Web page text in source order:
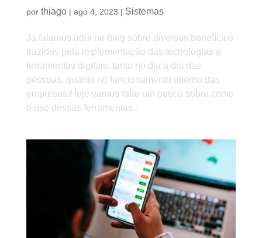
por thiago| ago 4, 2023 | Sistemas
Já falamos aqui no blog sobre diversos benefícios
trazidos pela implementação das tecnologias e
ferramentas digitais, tanto no dia a dia das
pessoas, quanto no funcionamento interno das
empresas.Hoje vamos falar um pouco sobre como
o uso dessas ferramentas...